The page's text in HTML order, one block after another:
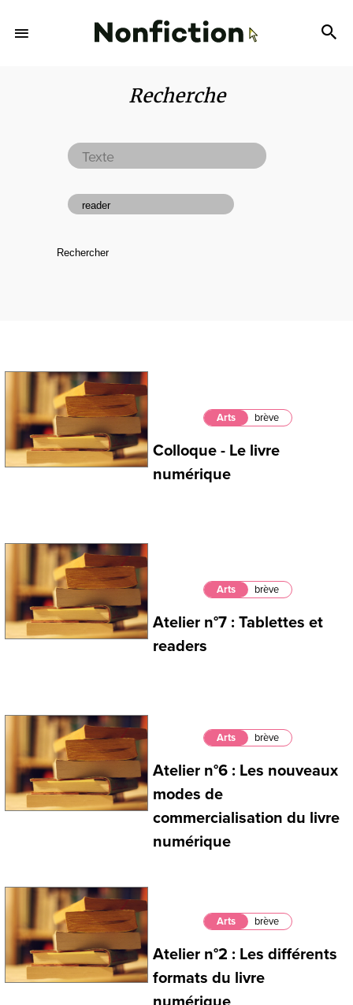
Recherche
Arts brève
Colloque - Le livre
numérique
Arts brève
Atelier n°7 : Tablettes et
readers
Arts brève
Atelier n°6 : Les nouveaux
modes de
commercialisation du livre
numérique
Arts brève
Atelier n°2 : Les différents
formats du livre